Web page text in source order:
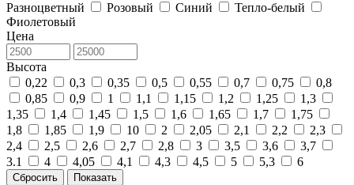
Разноцветный
Розовый Синий
Тепло-белый
Фиолетовый
Цена
Высота
0,22
0,3 0,35 0,5 0,55 0,7 0,75
0,8
0,85
0,9 1 1,1 1,15 1,2 1,25
1,3
1,35
1,4 1,45 1,5 1,6 1,65 1,7
1,75
1,8
1,85 1,9 10 2 2,05 2,1 2,2
2,3
2,4
2,5 2,6 2,7 2,8 3 3,5 3,6
3,7
3.1
4 4,05 4,1 4,3 4,5 5 5,3 6
Сбросить Показать